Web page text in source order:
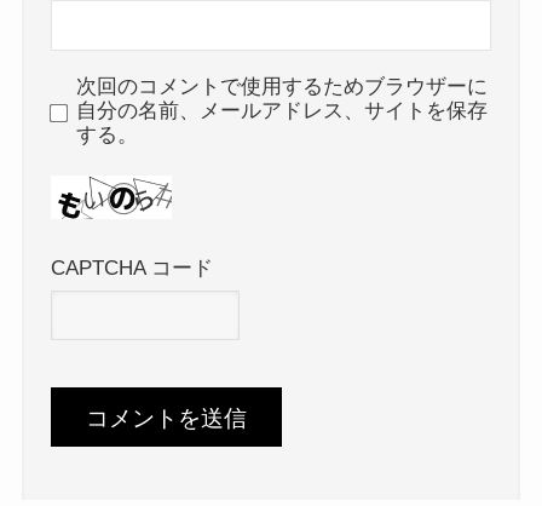
次回のコメントで使用するためブラウザーに
自分の名前、メールアドレス、サイトを保存
する。
CAPTCHA コード